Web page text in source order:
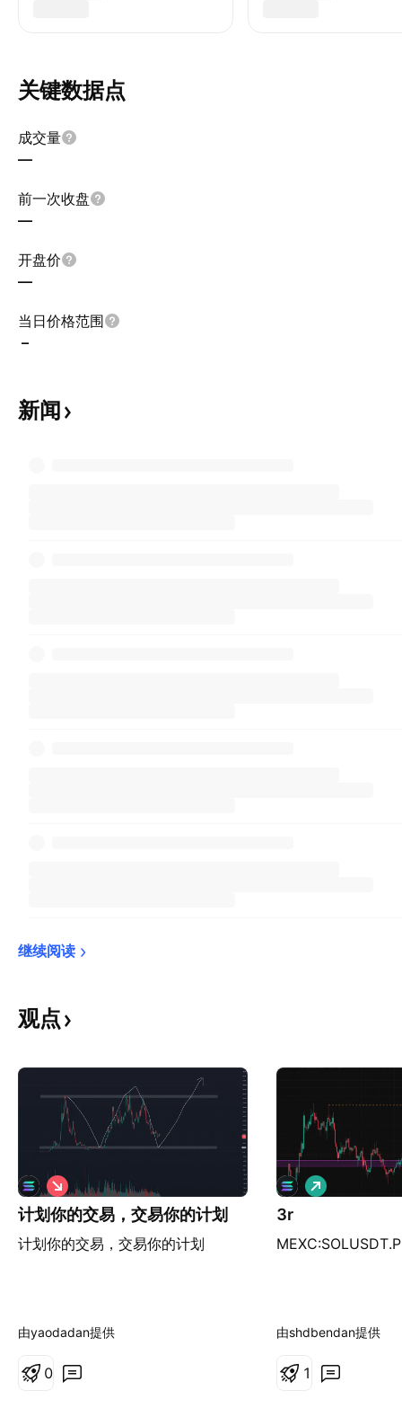
关键数据点
成交量
—
前一次收盘
—
开盘价
—
当日价格范围
–
新闻
继续阅读
观点
计划你的交易，交易你的计划
计划你的交易，交易你的计划
做
空
由yaodadan提供
0
3r
MEXC:SOLUSDT.P
做
多
由shdbendan提供
1